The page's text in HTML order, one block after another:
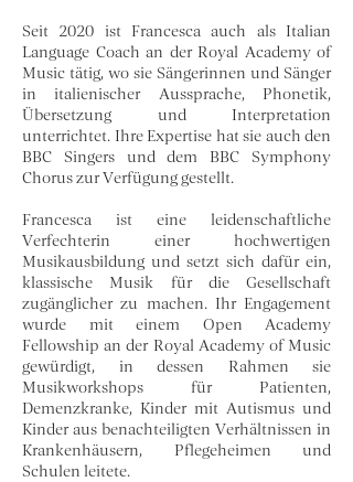
Seit 2020 ist Francesca auch als Italian
Language Coach an der Royal Academy of
Music tätig, wo sie Sängerinnen und Sänger
in italienischer Aussprache, Phonetik,
Übersetzung und Interpretation
unterrichtet. Ihre Expertise hat sie auch den
BBC Singers und dem BBC Symphony
Chorus zur Verfügung gestellt.
Francesca ist eine leidenschaftliche
Verfechterin einer hochwertigen
Musikausbildung und setzt sich dafür ein,
klassische Musik für die Gesellschaft
zugänglicher zu machen. Ihr Engagement
wurde mit einem Open Academy
Fellowship an der Royal Academy of Music
gewürdigt, in dessen Rahmen sie
Musikworkshops für Patienten,
Demenzkranke, Kinder mit Autismus und
Kinder aus benachteiligten Verhältnissen in
Krankenhäusern, Pflegeheimen und
Schulen leitete.